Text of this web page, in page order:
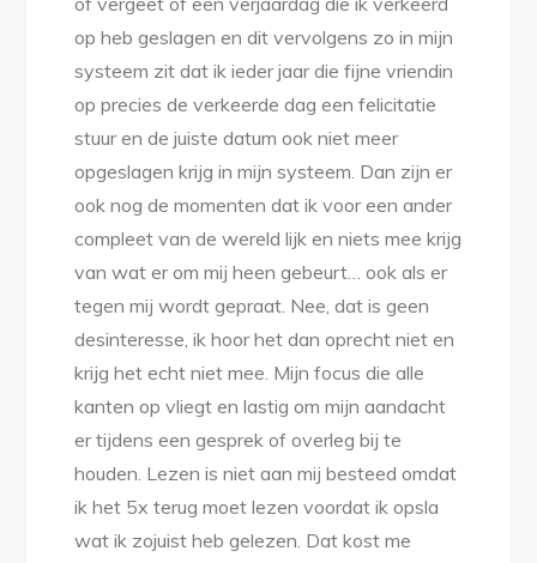
op heb geslagen en dit vervolgens zo in mijn
systeem zit dat ik ieder jaar die fijne vriendin
op precies de verkeerde dag een felicitatie
stuur en de juiste datum ook niet meer
opgeslagen krijg in mijn systeem. Dan zijn er
ook nog de momenten dat ik voor een ander
compleet van de wereld lijk en niets mee krijg
van wat er om mij heen gebeurt… ook als er
tegen mij wordt gepraat. Nee, dat is geen
desinteresse, ik hoor het dan oprecht niet en
krijg het echt niet mee. Mijn focus die alle
kanten op vliegt en lastig om mijn aandacht
er tijdens een gesprek of overleg bij te
houden. Lezen is niet aan mij besteed omdat
ik het 5x terug moet lezen voordat ik opsla
wat ik zojuist heb gelezen. Dat kost me